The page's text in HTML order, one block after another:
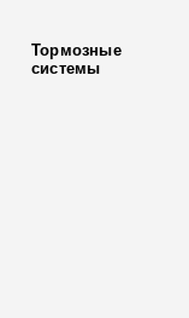
Тормозные
системы